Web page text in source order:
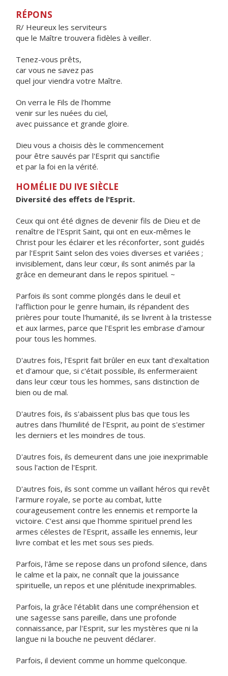
RÉPONS
R/ Heureux les serviteurs
que le Maître trouvera fidèles à veiller.
Tenez-vous prêts,
car vous ne savez pas
quel jour viendra votre Maître.
On verra le Fils de l'homme
venir sur les nuées du ciel,
avec puissance et grande gloire.
Dieu vous a choisis dès le commencement
pour être sauvés par l'Esprit qui sanctifie
et par la foi en la vérité.
HOMÉLIE DU IVE SIÈCLE
Diversité des effets de l'Esprit.
Ceux qui ont été dignes de devenir fils de Dieu et de
renaître de l'Esprit Saint, qui ont en eux-mêmes le
Christ pour les éclairer et les réconforter, sont guidés
par l'Esprit Saint selon des voies diverses et variées ;
invisiblement, dans leur cœur, ils sont animés par la
grâce en demeurant dans le repos spirituel. ~
Parfois ils sont comme plongés dans le deuil et
l'affliction pour le genre humain, ils répandent des
prières pour toute l'humanité, ils se livrent à la tristesse
et aux larmes, parce que l'Esprit les embrase d'amour
pour tous les hommes.
D'autres fois, l'Esprit fait brûler en eux tant d'exaltation
et d'amour que, si c'était possible, ils enfermeraient
dans leur cœur tous les hommes, sans distinction de
bien ou de mal.
D'autres fois, ils s'abaissent plus bas que tous les
autres dans l'humilité de l'Esprit, au point de s'estimer
les derniers et les moindres de tous.
D'autres fois, ils demeurent dans une joie inexprimable
sous l'action de l'Esprit.
D'autres fois, ils sont comme un vaillant héros qui revêt
l'armure royale, se porte au combat, lutte
courageusement contre les ennemis et remporte la
victoire. C'est ainsi que l'homme spirituel prend les
armes célestes de l'Esprit, assaille les ennemis, leur
livre combat et les met sous ses pieds.
Parfois, l'âme se repose dans un profond silence, dans
le calme et la paix, ne connaît que la jouissance
spirituelle, un repos et une plénitude inexprimables.
Parfois, la grâce l'établit dans une compréhension et
une sagesse sans pareille, dans une profonde
connaissance, par l'Esprit, sur les mystères que ni la
langue ni la bouche ne peuvent déclarer.
Parfois, il devient comme un homme quelconque.